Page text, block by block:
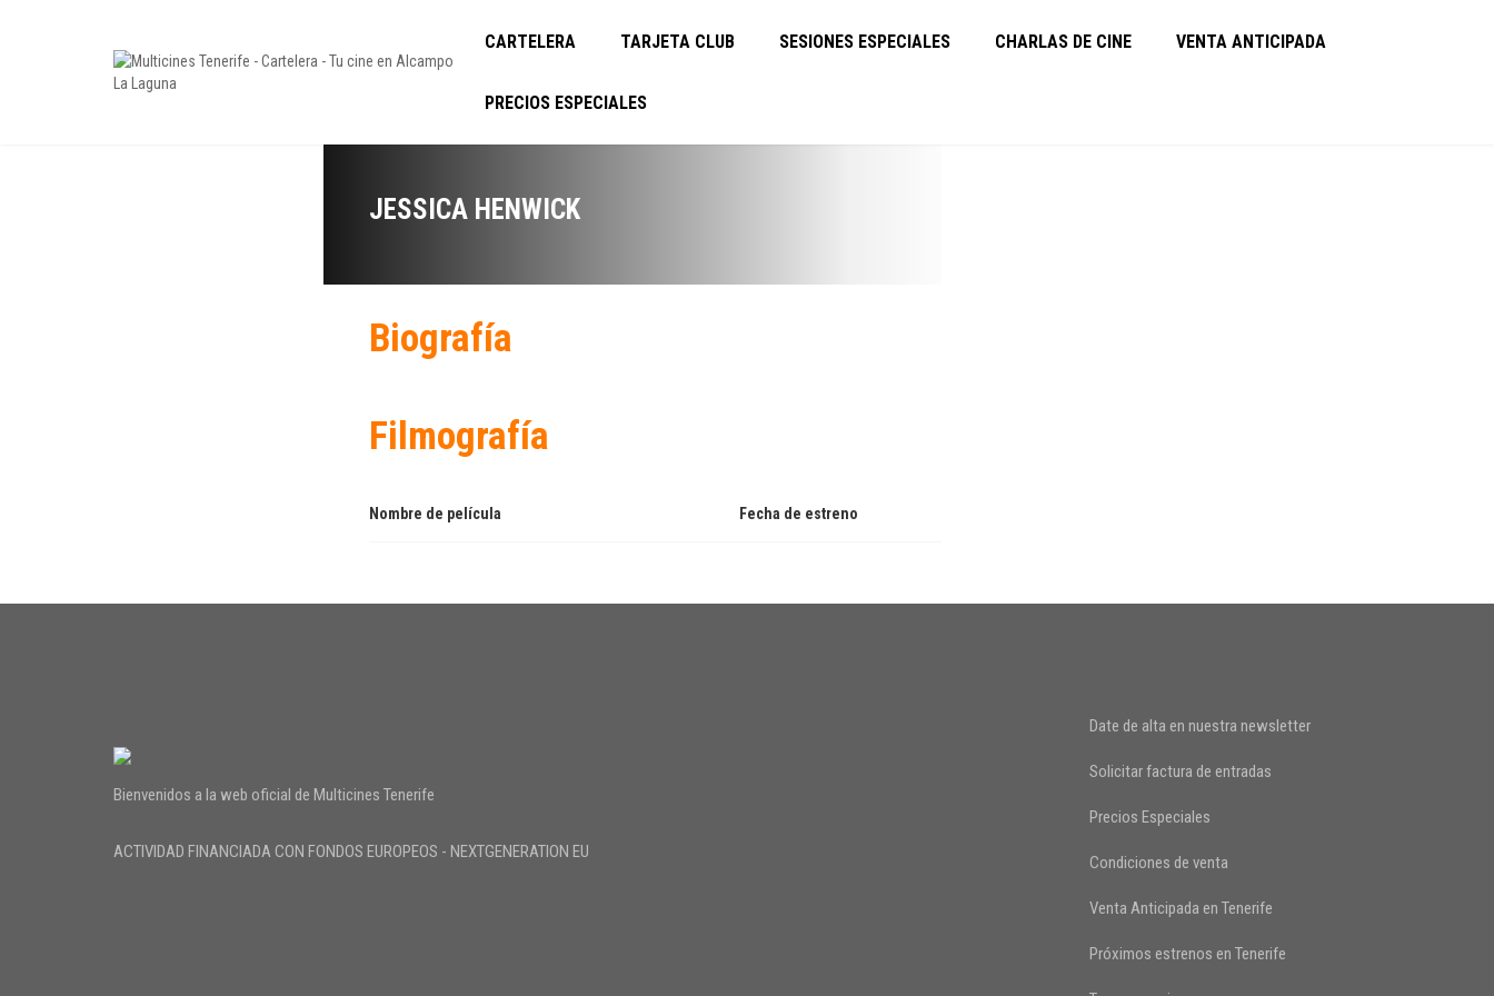
CARTELERA TARJETA CLUB SESIONES ESPECIALES CHARLAS DE CINE VENTA ANTICIPADA
PRECIOS ESPECIALES
JESSICA HENWICK
Biografía
Filmografía
Nombre de película Fecha de estreno
Bienvenidos a la web oficial de Multicines Tenerife
ACTIVIDAD FINANCIADA CON FONDOS EUROPEOS - NEXTGENERATION EU
Date de alta en nuestra newsletter
Solicitar factura de entradas
Precios Especiales
Condiciones de venta
Venta Anticipada en Tenerife
Próximos estrenos en Tenerife